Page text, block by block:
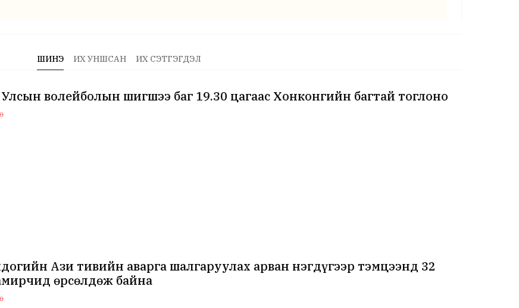
ШИНЭ ИХ УНШСАН ИХ СЭТГЭГДЭЛ
волейболын шигшээ баг 19.30 цагаас Хонконгийн багтай тоглоно
Ази тивийн аварга шалгаруулах арван нэгдүгээр тэмцээнд 32
өрсөлдөж байна